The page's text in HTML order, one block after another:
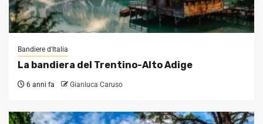
Bandiere d'Italia
La bandiera del Trentino-Alto Adige
6 anni fa Gianluca Caruso